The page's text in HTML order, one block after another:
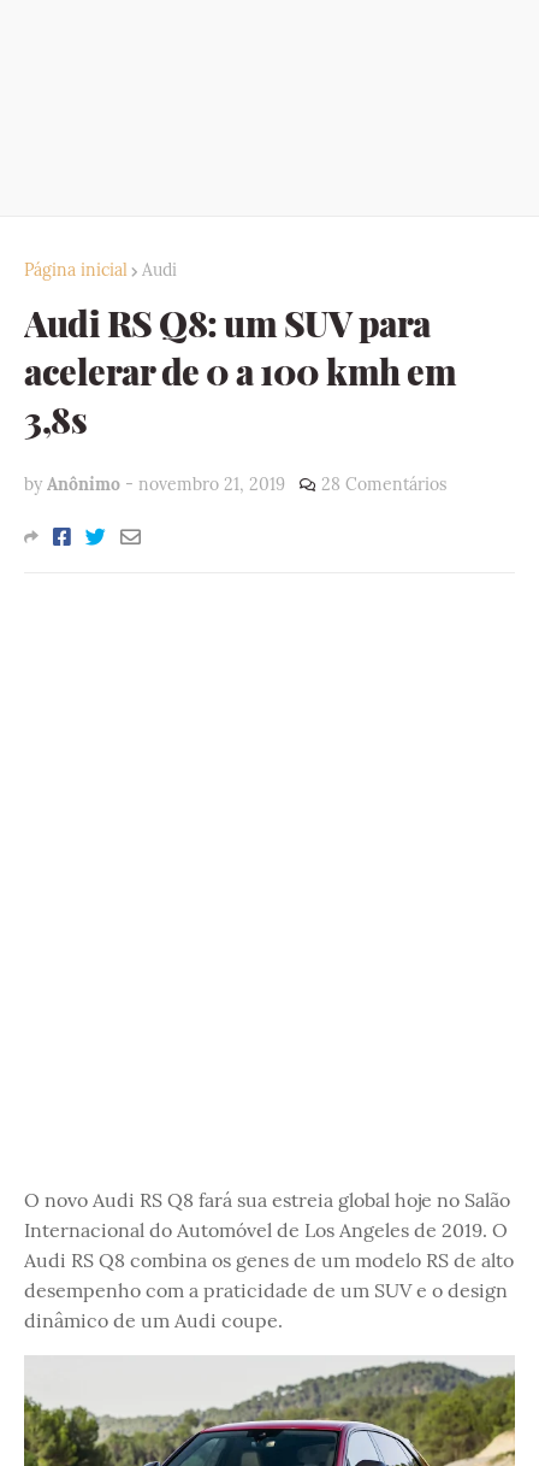
Página inicial Audi
Audi RS Q8: um SUV para
acelerar de 0 a 100 kmh em
3,8s
by Anônimo - novembro 21, 2019 28 Comentários
O novo Audi RS Q8 fará sua estreia global hoje no Salão
Internacional do Automóvel de Los Angeles de 2019. O
Audi RS Q8 combina os genes de um modelo RS de alto
desempenho com a praticidade de um SUV e o design
dinâmico de um Audi coupe.